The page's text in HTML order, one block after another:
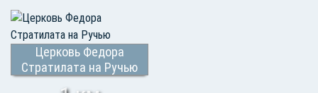
Церковь Федора
Стратилата на Ручью